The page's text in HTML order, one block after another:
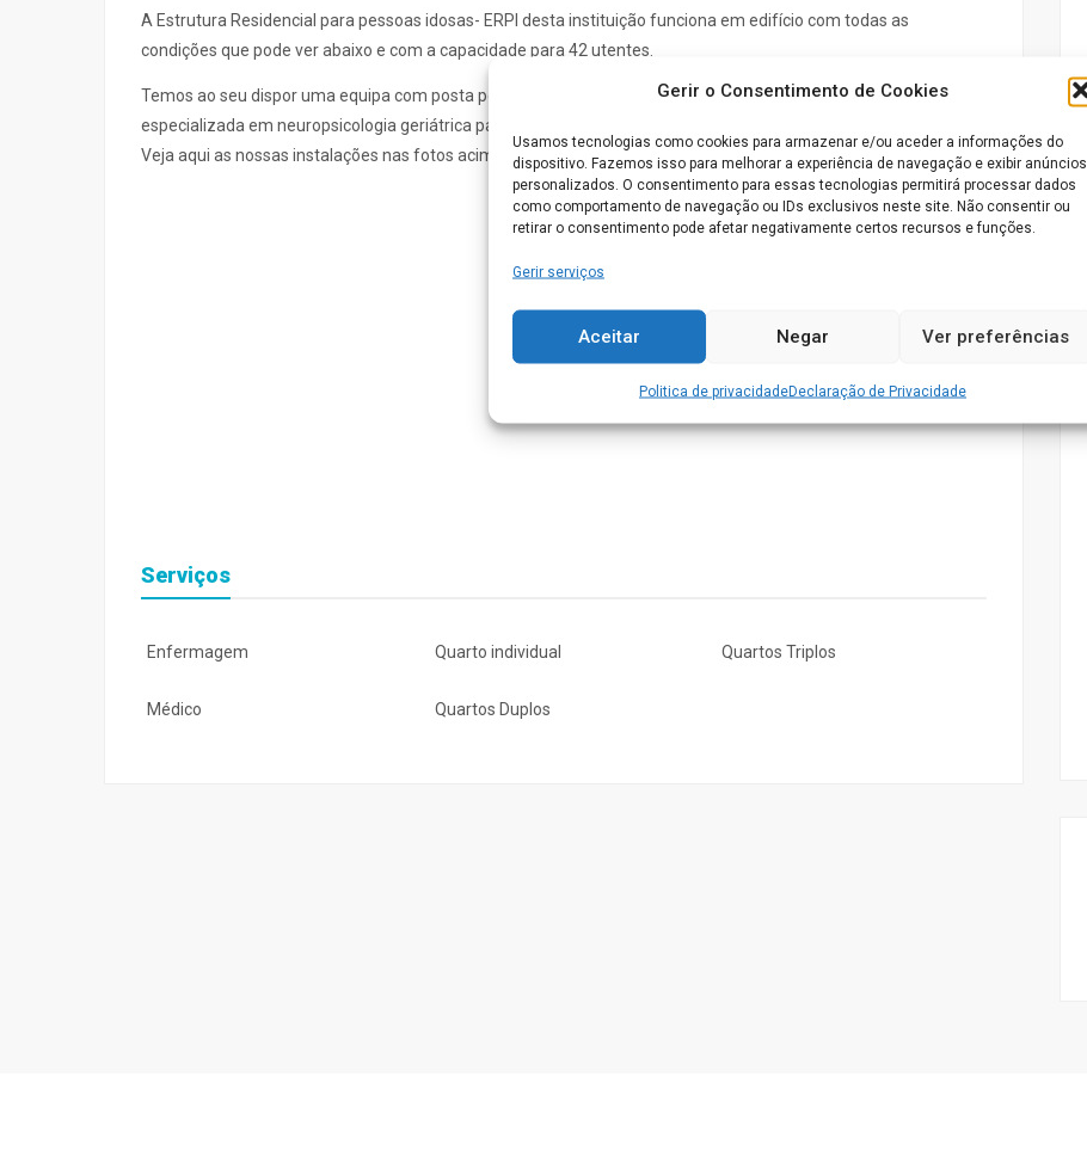
Gerir o Consentimento de Cookies
Usamos tecnologias como cookies para armazenar e/ou aceder a informações do
dispositivo. Fazemos isso para melhorar a experiência de navegação e exibir anúncios
personalizados. O consentimento para essas tecnologias permitirá processar dados
como comportamento de navegação ou IDs exclusivos neste site. Não consentir ou
retirar o consentimento pode afetar negativamente certos recursos e funções.
Gerir serviços
Aceitar Negar Ver preferências
Politica de privacidadeDeclaração de Privacidade
A Estrutura Residencial para pessoas idosas- ERPI desta instituição funciona em edifício com todas as
condições que pode ver abaixo e com a capacidade para 42 utentes.
Temos ao seu dispor uma equipa com posta por 2 fisioterapeutas, 2 enfermeiros, Médica e psicóloga
especializada em neuropsicologia geriátrica para responder às necessidades diárias dos nossos residentes.
Veja aqui as nossas instalações nas fotos acima
Serviços
Enfermagem
Médico
Quarto individual
Quartos Duplos
Quartos Triplos